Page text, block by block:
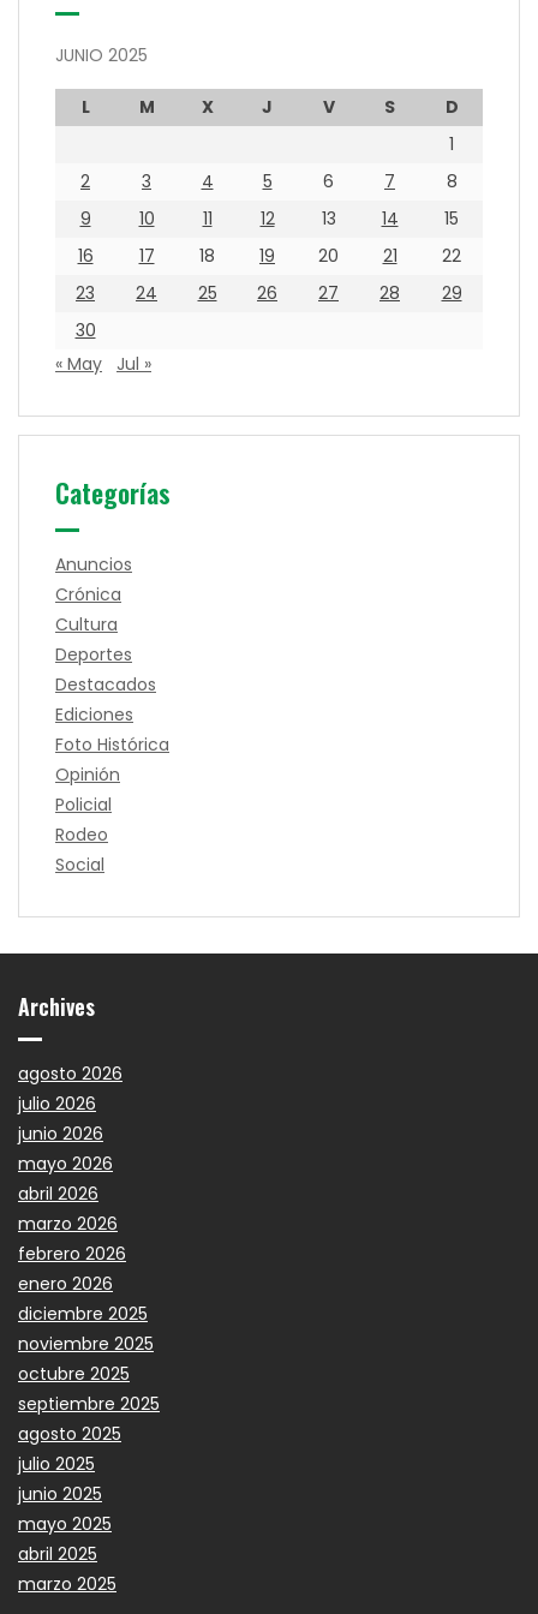
JUNIO 2025
L M X J V S
D
1
2
3 4 5 6 7
8
9
10 11 12 13 14
15
16
17 18 19 20 21
22
23
24 25 26 27 28
29
30
« May
Jul »
Categorías
Anuncios
Crónica
Cultura
Deportes
Destacados
Ediciones
Foto Histórica
Opinión
Policial
Rodeo
Social
Archives
agosto 2026
julio 2026
junio 2026
mayo 2026
abril 2026
marzo 2026
febrero 2026
enero 2026
diciembre 2025
noviembre 2025
octubre 2025
septiembre 2025
agosto 2025
julio 2025
junio 2025
mayo 2025
abril 2025
marzo 2025